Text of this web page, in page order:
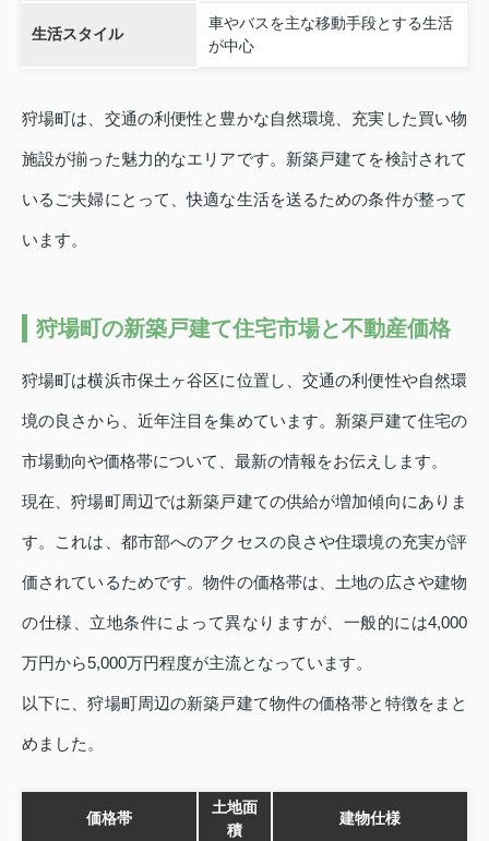
生活スタイル
車やバスを主な移動手段とする生活
が中心
狩場町は、交通の利便性と豊かな自然環境、充実した買い物
施設が揃った魅力的なエリアです。新築戸建てを検討されて
いるご夫婦にとって、快適な生活を送るための条件が整って
います。
狩場町の新築戸建て住宅市場と不動産価格
狩場町は横浜市保土ヶ谷区に位置し、交通の利便性や自然環
境の良さから、近年注目を集めています。新築戸建て住宅の
市場動向や価格帯について、最新の情報をお伝えします。
現在、狩場町周辺では新築戸建ての供給が増加傾向にありま
す。これは、都市部へのアクセスの良さや住環境の充実が評
価されているためです。物件の価格帯は、土地の広さや建物
の仕様、立地条件によって異なりますが、一般的には4,000
万円から5,000万円程度が主流となっています。
以下に、狩場町周辺の新築戸建て物件の価格帯と特徴をまと
めました。
価格帯
土地面
積
建物仕様